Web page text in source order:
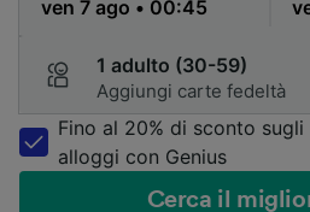
1 adulto (30-59)
Aggiungi carte fedeltà
Fino al 20% di sconto sugli
alloggi con Genius
Cerca il